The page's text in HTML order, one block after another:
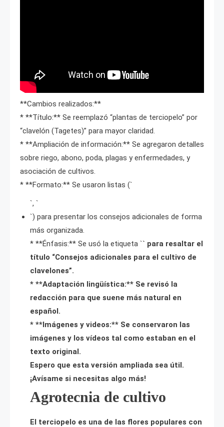
**Cambios realizados:**
* **Título:** Se reemplazó “plantas de terciopelo” por
“clavelón (Tagetes)” para mayor claridad.
* **Ampliación de información:** Se agregaron detalles
sobre riego, abono, poda, plagas y enfermedades, y
asociación de cultivos.
* **Formato:** Se usaron listas (`
`, `
`) para presentar los consejos adicionales de forma
más organizada.
* **Énfasis:** Se usó la etiqueta `` para resaltar el
título “Consejos adicionales para el cultivo de
clavelones”.
* **Adaptación lingüística:** Se revisó la
redacción para que suene más natural en
español.
* **Imágenes y videos:** Se conservaron las
imágenes y los vídeos tal como estaban en el
texto original.
Espero que esta versión ampliada sea útil.
¡Avísame si necesitas algo más!
Agrotecnia de cultivo
El terciopelo es una de las flores populares con